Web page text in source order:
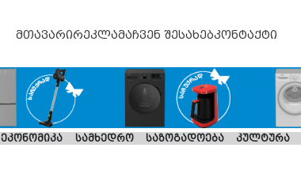
მთავარირეკლამაჩვენ შესახებკონტაქტი
ეკონომიკა სამხედრო საზოგადოება კულტურა